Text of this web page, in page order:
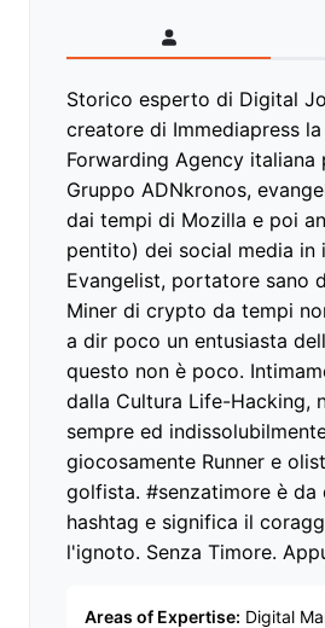
Storico esperto di Digital
creatore di Immediapress
Forwarding Agency italiana
Gruppo ADNkronos,
dai tempi di Mozilla e poi
pentito) dei social media in
Evangelist, portatore sano
Miner di crypto da tempi
a dir poco un entusiasta
questo non è poco.
dalla Cultura Life-Hacking,
sempre ed
giocosamente Runner e
golfista. #senzatimore è da
hashtag e significa il
l'ignoto. Senza Timore.
Areas of Expertise: Digital